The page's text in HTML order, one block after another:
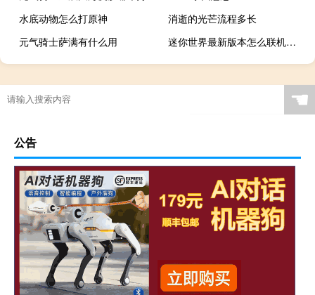
水底动物怎么打原神
消逝的光芒流程多长
元气骑士萨满有什么用
迷你世界最新版本怎么联机生存
☚
公告